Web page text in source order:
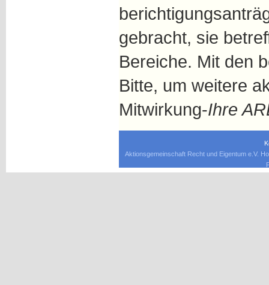
gebracht, sie
Bereiche. Mit den
Bitte, um weitere
Mitwirkung-Ihre
Aktionsgemeinschaft Recht und Eigentum e.V.